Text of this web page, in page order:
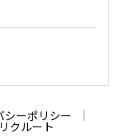
シーポリシー
リクルート